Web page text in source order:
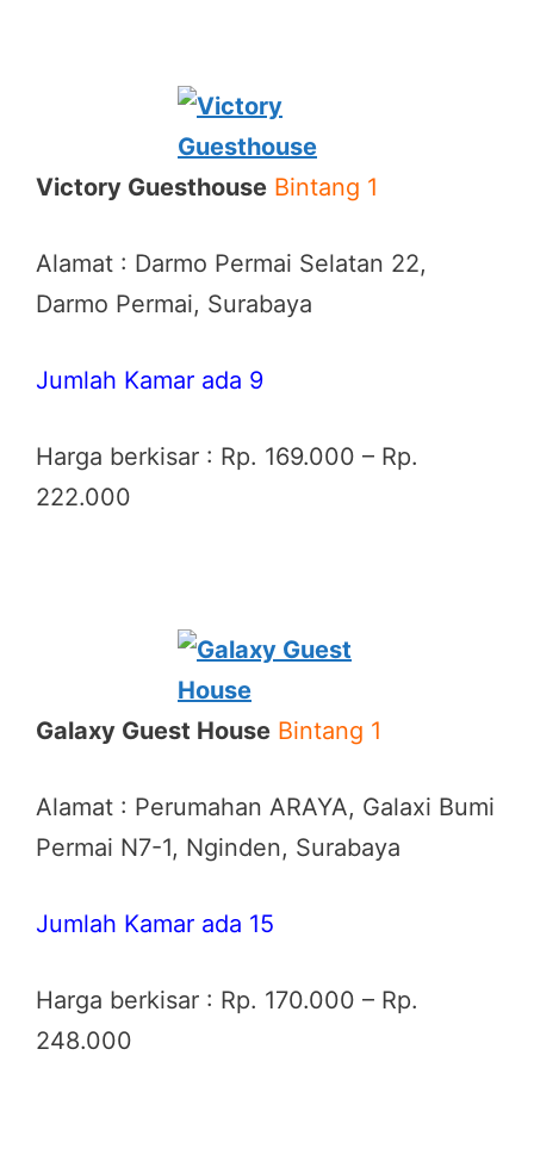
Victory Guesthouse Bintang 1
Alamat : Darmo Permai Selatan 22,
Darmo Permai, Surabaya
Jumlah Kamar ada 9
Harga berkisar : Rp. 169.000 – Rp.
222.000
Galaxy Guest House Bintang 1
Alamat : Perumahan ARAYA, Galaxi Bumi
Permai N7-1, Nginden, Surabaya
Jumlah Kamar ada 15
Harga berkisar : Rp. 170.000 – Rp.
248.000